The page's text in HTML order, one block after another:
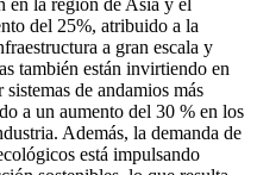
en la región de Asia y el
del 25%, atribuido a la
a gran escala y
también están invirtiendo en
de andamios más
a un aumento del 30 % en los
Además, la demanda de
está impulsando